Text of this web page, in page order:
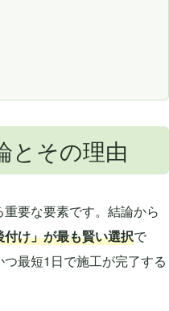
とその理由
要な要素です。結論から
け」が最も賢い選択で
最短1日で施工が完了する